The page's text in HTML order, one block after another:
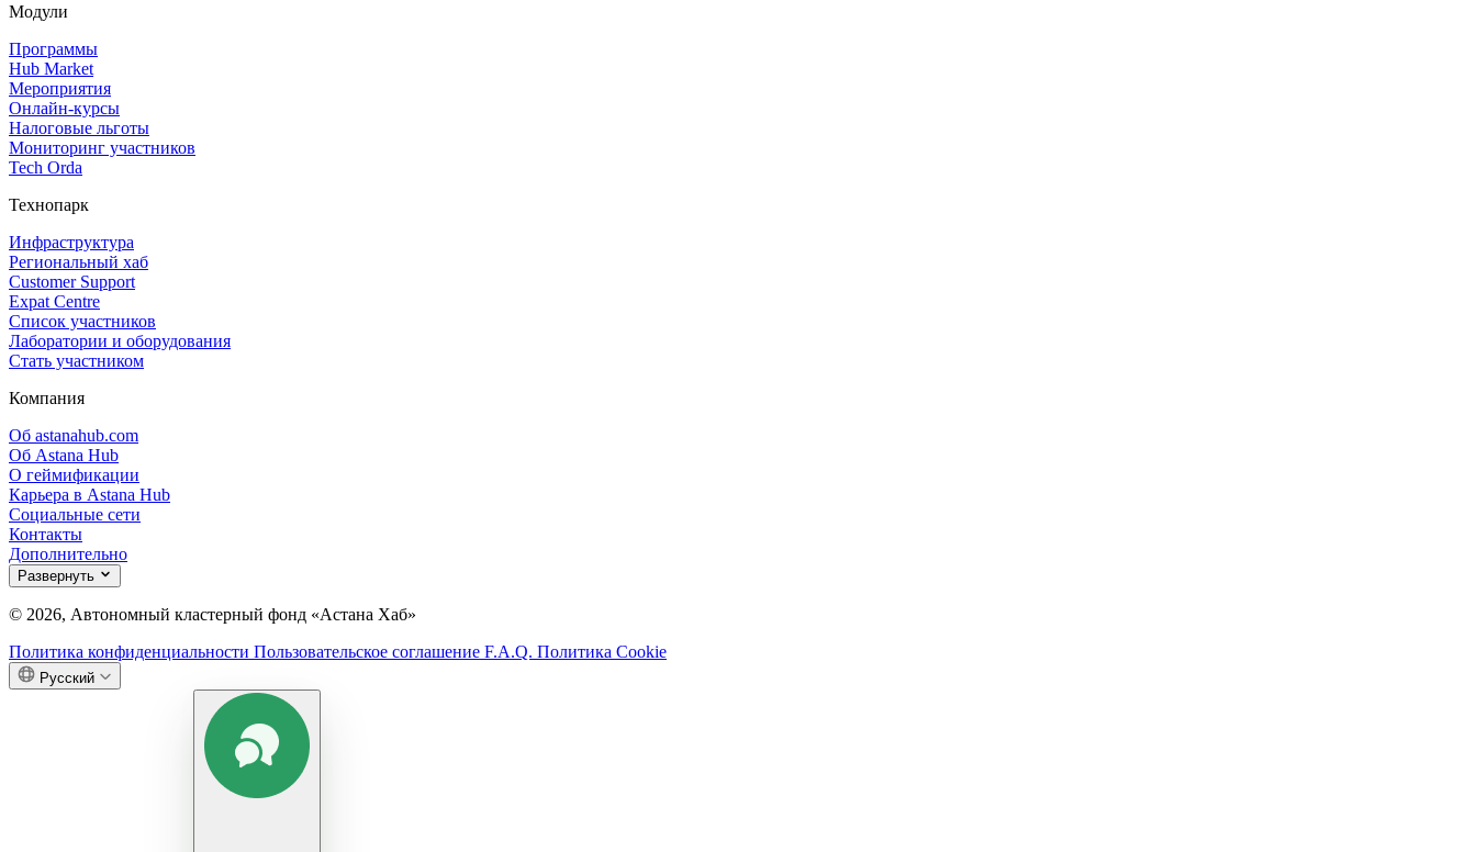
Модули
Программы
Hub Market
Мероприятия
Онлайн‑курсы
Налоговые льготы
Мониторинг участников
Tech Orda
Технопарк
Инфраструктура
Региональный хаб
Customer Support
Expat Centre
Список участников
Лаборатории и оборудования
Стать участником
Компания
Об astanahub.com
Об Astana Hub
О геймификации
Карьера в Astana Hub
Социальные сети
Контакты
Дополнительно
Развернуть
© 2026, Автономный кластерный фонд «Астана Хаб»
Политика конфиденциальности Пользовательское соглашение F.A.Q. Политика Cookie
Русский